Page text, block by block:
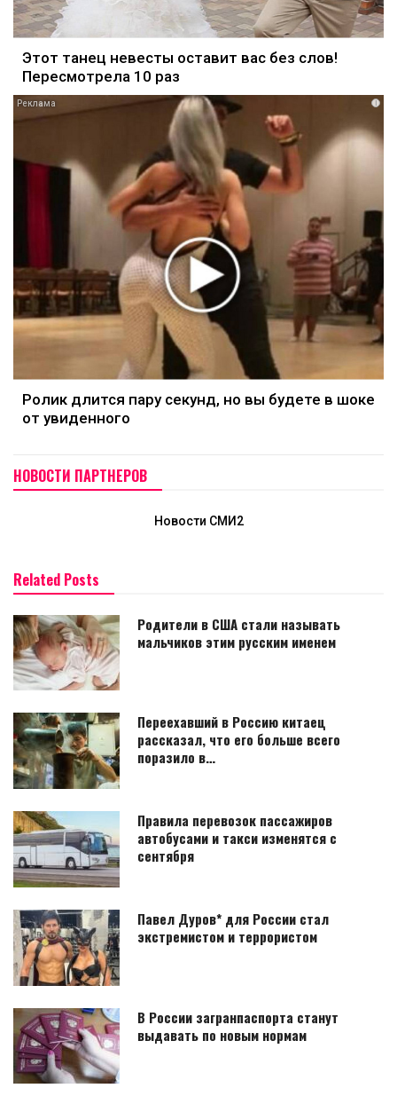
Этот танец невесты оставит вас без слов!
Пересмотрела 10 раз
i
Ролик длится пару секунд, но вы будете в шоке
от увиденного
НОВОСТИ ПАРТНЕРОВ
Новости СМИ2
Related Posts
Родители в США стали называть
мальчиков этим русским именем
Переехавший в Россию китаец
рассказал, что его больше всего
поразило в…
Правила перевозок пассажиров
автобусами и такси изменятся с
сентября
Павел Дуров* для России стал
экстремистом и террористом
В России загранпаспорта станут
выдавать по новым нормам